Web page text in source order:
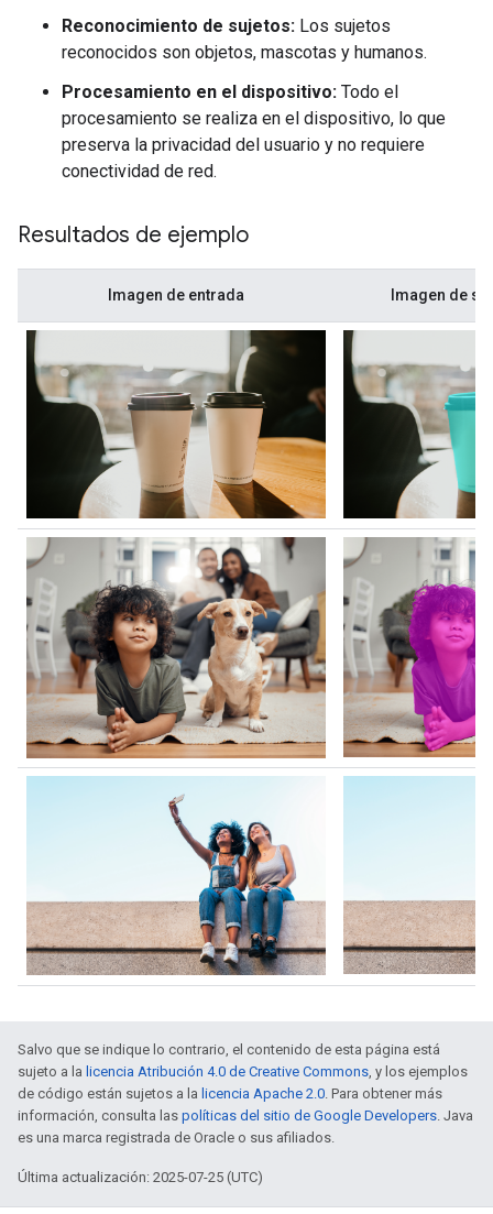
Reconocimiento de sujetos: Los sujetos
reconocidos son objetos, mascotas y humanos.
Procesamiento en el dispositivo: Todo el
procesamiento se realiza en el dispositivo, lo que
preserva la privacidad del usuario y no requiere
conectividad de red.
Resultados de ejemplo
Imagen de entrada Imagen de
Salvo que se indique lo contrario, el contenido de esta página está
sujeto a la licencia Atribución 4.0 de Creative Commons , y los ejemplos
de código están sujetos a la licencia Apache 2.0 . Para obtener más
información, consulta las políticas del sitio de Google Developers . Java
es una marca registrada de Oracle o sus afiliados.
Última actualización: 2025-07-25 (UTC)